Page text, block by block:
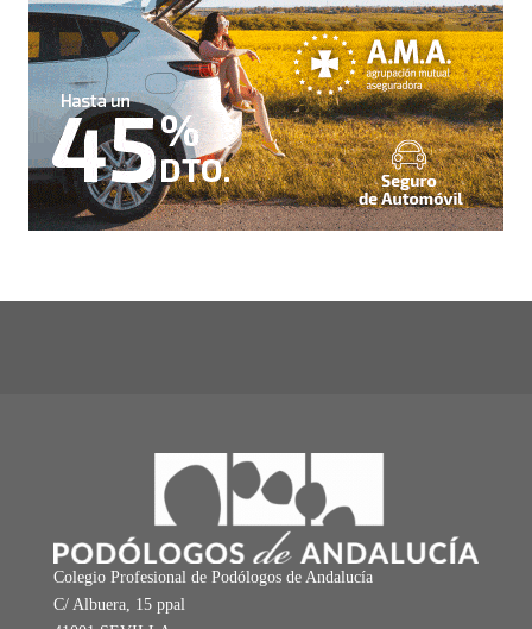
Colegio Profesional de Podólogos de Andalucía
C/ Albuera, 15 ppal